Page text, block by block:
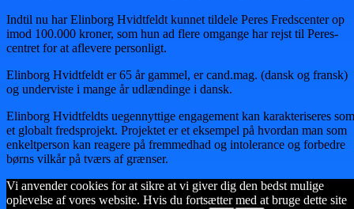
Indtil nu har Elinborg Hvidtfeldt kunnet tildele Peres Fredscenter op
imod 100.000 kroner, som hun ad flere omgange har rejst til Peres-
centret for at aflevere personligt.
Elinborg Hvidtfeldt er 65 år gammel, er cand.mag. (dansk og fransk)
og underviste i mange år udlændinge i dansk.
Elinborg Hvidtfeldts uegennyttige engagement kan karakteriseres som
et globalt fredsprojekt. Projektet er et eksempel på hvordan man som
enkeltperson kan reagere på fremmedhad og intolerance og forbedre
børns vilkår på tværs af grænser.
Vi anvender cookies for at sikre at vi giver dig den bedst mulige
oplevelse af vores website. Hvis du fortsætter med at bruge dette site